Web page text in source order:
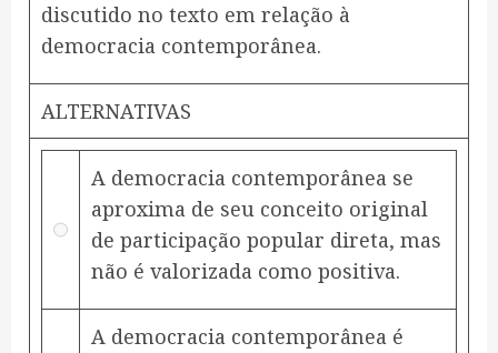
discutido no texto em relação à
democracia contemporânea.
ALTERNATIVAS
A democracia contemporânea se
aproxima de seu conceito original
de participação popular direta, mas
não é valorizada como positiva.
A democracia contemporânea é